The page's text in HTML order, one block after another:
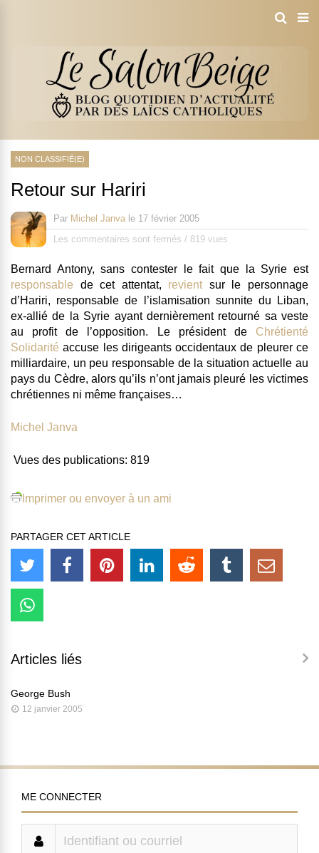
NON CLASSIFIÉ(E)
Retour sur Hariri
Par Michel Janva le 17 février 2005
Les commentaires sont fermés / 819 vues
Bernard Antony, sans contester le fait que la Syrie est
responsable de cet attentat, revientsur le personnage
d’Hariri, responsable de l’islamisation sunnite du Liban,
ex-allié de la Syrie ayant dernièrement retourné sa veste
au profit de l’opposition. Le président de Chrétienté
Solidarité accuse les dirigeants occidentaux de pleurer ce
milliardaire, un peu responsable de la situation actuelle au
pays du Cèdre, alors qu’ils n’ont jamais pleuré les victimes
chrétiennes ni même françaises…
Michel Janva
Vues des publications: 819
Imprimer ou envoyer à un ami
PARTAGER CET ARTICLE
Articles liés
George Bush
12 janvier 2005
ME CONNECTER